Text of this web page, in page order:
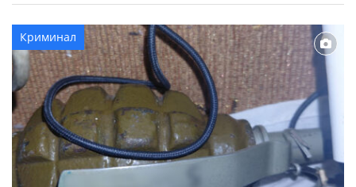
Украины в обход официальных пунктов пропуска.
Стоимость такой «услуги» составляла 5000 долларов с
человека. Следователи полиции совместно с
сотрудниками СБУ и при процессуальном руководстве
Черкасской […]
Криминал